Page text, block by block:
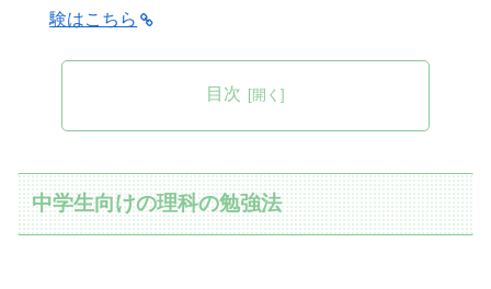
験はこちら
目次
中学生向けの理科の勉強法